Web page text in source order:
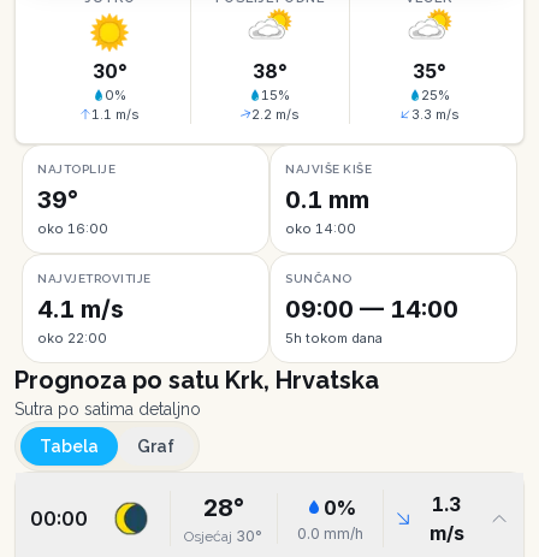
30°
0%
1.1 m/s
38°
15%
2.2 m/s
35°
25%
3.3 m/s
NAJTOPLIJE
39°
oko 16:00
NAJVIŠE KIŠE
0.1 mm
oko 14:00
NAJVJETROVITIJE
4.1 m/s
oko 22:00
SUNČANO
09:00 — 14:00
5h tokom dana
Prognoza po satu Krk, Hrvatska
Sutra po satima detaljno
Tabela
Graf
00:00 28°
Osjećaj 30°
0%
0.0 mm/h
1.3
m/s